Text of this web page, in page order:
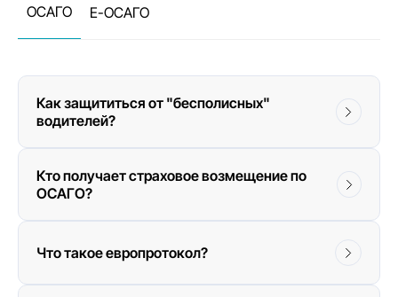
ОСАГО Е-ОСАГО
Как защититься от "бесполисных"
водителей?
Кто получает страховое возмещение по
ОСАГО?
Что такое европротокол?